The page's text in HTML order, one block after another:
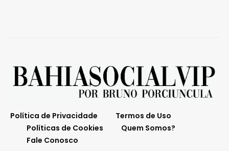
Política de Privacidade
Termos de Uso
Políticas de Cookies
Quem Somos?
Fale Conosco